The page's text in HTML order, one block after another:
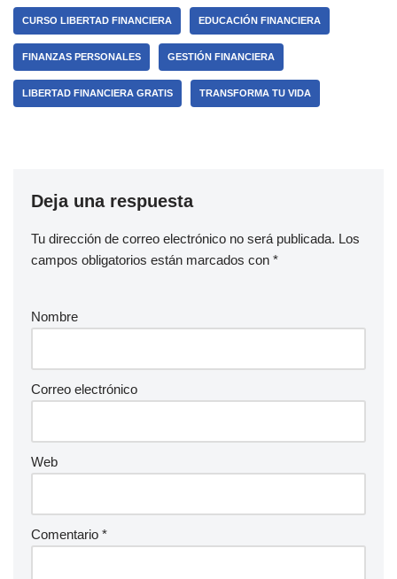
CURSO LIBERTAD FINANCIERA EDUCACIÓN FINANCIERA
FINANZAS PERSONALES GESTIÓN FINANCIERA
LIBERTAD FINANCIERA GRATIS TRANSFORMA TU VIDA
Deja una respuesta
Tu dirección de correo electrónico no será publicada. Los
campos obligatorios están marcados con *
Nombre
Correo electrónico
Web
Comentario *